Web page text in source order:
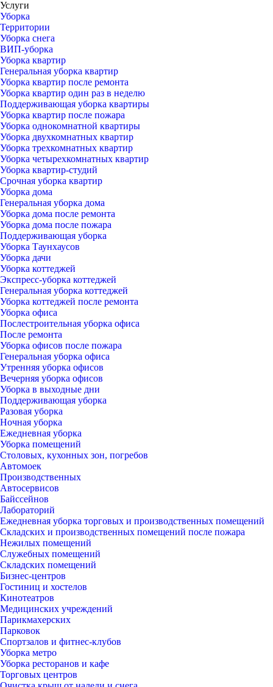
Услуги
Уборка
Территории
Уборка снега
ВИП-уборка
Уборка квартир
Генеральная уборка квартир
Уборка квартир после ремонта
Уборка квартир один раз в неделю
Поддерживающая уборка квартиры
Уборка квартир после пожара
Уборка однокомнатной квартиры
Уборка двухкомнатных квартир
Уборка трехкомнатных квартир
Уборка четырехкомнатных квартир
Уборка квартир-студий
Срочная уборка квартир
Уборка дома
Генеральная уборка дома
Уборка дома после ремонта
Уборка дома после пожара
Поддерживающая уборка
Уборка Таунхаусов
Уборка дачи
Уборка коттеджей
Экспресс-уборка коттеджей
Генеральная уборка коттеджей
Уборка коттеджей после ремонта
Уборка офиса
Послестроительная уборка офиса
После ремонта
Уборка офисов после пожара
Генеральная уборка офиса
Утренняя уборка офисов
Вечерняя уборка офисов
Уборка в выходные дни
Поддерживающая уборка
Разовая уборка
Ночная уборка
Ежедневная уборка
Уборка помещений
Столовых, кухонных зон, погребов
Автомоек
Производственных
Автосервисов
Байссейнов
Лабораторий
Ежедневная уборка торговых и производственных помещений
Складских и производственных помещений после пожара
Нежилых помещений
Служебных помещений
Складских помещений
Бизнес-центров
Гостиниц и хостелов
Кинотеатров
Медицинских учреждений
Парикмахерских
Парковок
Спортзалов и фитнес-клубов
Уборка метро
Уборка ресторанов и кафе
Торговых центров